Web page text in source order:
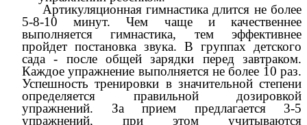
Артикуляционная гимнастика длится не более
5-8-10 минут. Чем чаще и качественнее
выполняется гимнастика, тем эффективнее
пройдет постановка звука. В группах детского
сада - после общей зарядки перед завтраком.
Каждое упражнение выполняется не более 10 раз.
Успешность тренировки в значительной степени
определяется правильной дозировкой
упражнений. За прием предлагается 3-5
упражнений, при этом учитываются